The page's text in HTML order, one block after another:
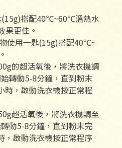
(15g)搭配40℃~60℃溫熱水
果更佳。
使用一匙(15g)搭配40℃~
的超活氧後，將洗衣機調
轉動5-8分鐘，直到粉末
時，啟動洗衣機按正常程
超活氧後，將洗衣機調至
動5-8分鐘，直到粉末完
，啟動洗衣機按正常程序